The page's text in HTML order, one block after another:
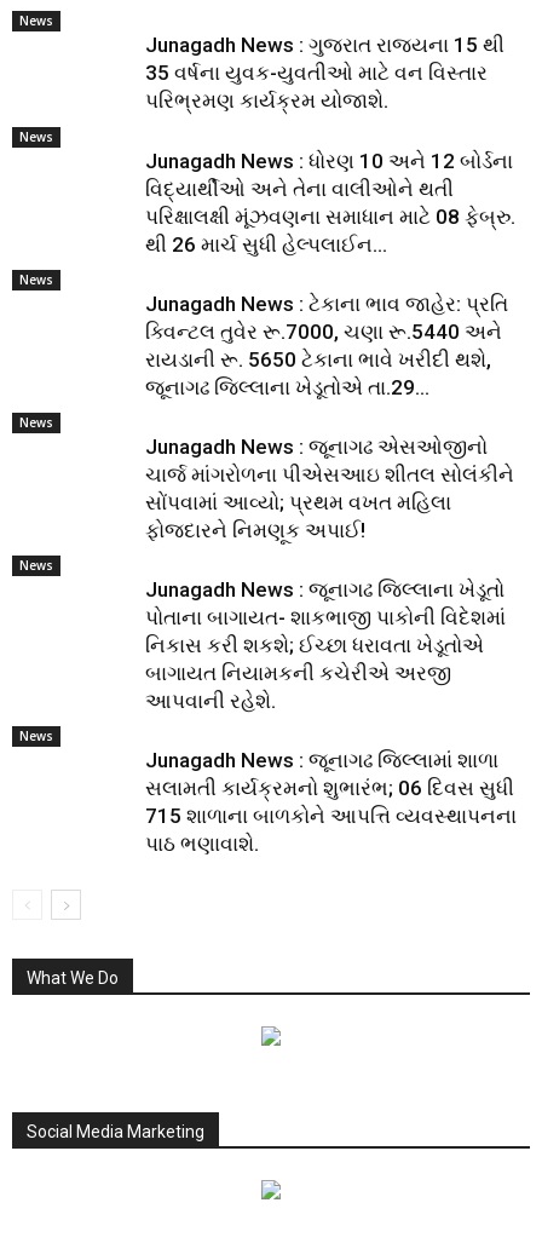
News
Junagadh News : ગુજરાત રાજ્યના 15 થી
35 વર્ષના યુવક-યુવતીઓ માટે વન વિસ્તાર
પરિભ્રમણ કાર્યક્રમ યોજાશે.
News
Junagadh News : ધોરણ 10 અને 12 બોર્ડના
વિદ્યાર્થીઓ અને તેના વાલીઓને થતી
પરિક્ષાલક્ષી મૂંઝવણના સમાધાન માટે 08 ફેબ્રુ.
થી 26 માર્ચ સુધી હેલ્પલાઈન...
News
Junagadh News : ટેકાના ભાવ જાહેર: પ્રતિ
ક્વિન્ટલ તુવેર રૂ.7000, ચણા રૂ.5440 અને
રાયડાની રૂ. 5650 ટેકાના ભાવે ખરીદી થશે,
જૂનાગઢ જિલ્લાના ખેડૂતોએ તા.29...
News
Junagadh News : જૂનાગઢ એસઓજીનો
ચાર્જ માંગરોળના પીએસઆઇ શીતલ સોલંકીને
સોંપવામાં આવ્યો; પ્રથમ વખત મહિલા
ફોજદારને નિમણૂક અપાઈ!
News
Junagadh News : જૂનાગઢ જિલ્લાના ખેડૂતો
પોતાના બાગાયત- શાકભાજી પાકોની વિદેશમાં
નિકાસ કરી શકશે; ઈચ્છા ધરાવતા ખેડૂતોએ
બાગાયત નિયામકની કચેરીએ અરજી
આપવાની રહેશે.
News
Junagadh News : જૂનાગઢ જિલ્લામાં શાળા
સલામતી કાર્યક્રમનો શુભારંભ; 06 દિવસ સુધી
715 શાળાના બાળકોને આપત્તિ વ્યવસ્થાપનના
પાઠ ભણાવાશે.
What We Do
Social Media Marketing